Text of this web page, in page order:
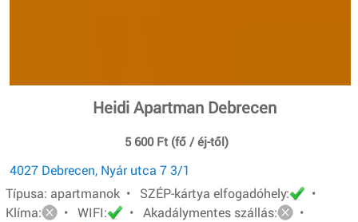
Heidi Apartman Debrecen
5 600 Ft (fő / éj-től)
4027 Debrecen, Nyár utca 7 3/1
Típusa: apartmanok • SZÉP-kártya elfogadóhely:
•
Klíma:
• WIFI: • Akadálymentes szállás:
•